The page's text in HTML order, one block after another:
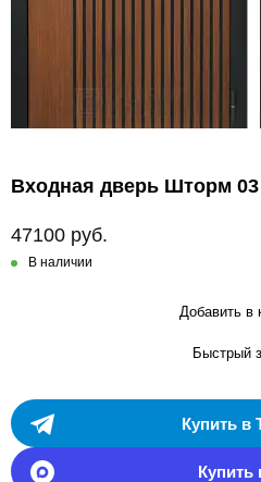
Входная дверь Шторм
47100 руб.
В наличии
Добавить в
Быстрый
Купить в
Купить